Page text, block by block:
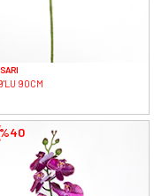
90CM